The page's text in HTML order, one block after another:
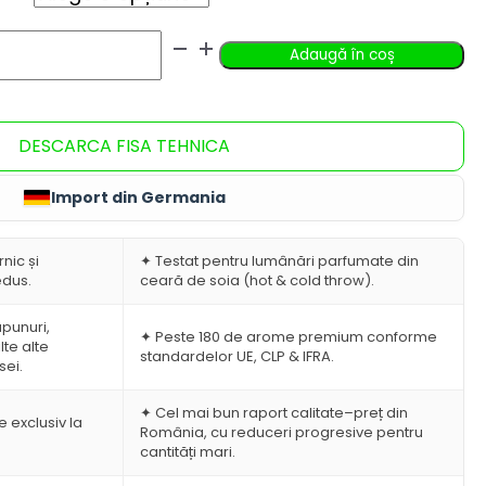
prețuri:
Adaugă în coș
DESCARCA FISA TEHNICA
Import din Germania
și
✦ Testat pentru lumânări parfumate din
ceară de soia (hot & cold throw).
alte
✦ Peste 180 de arome premium conforme
standardelor UE, CLP & IFRA.
exclusiv la
✦ Cel mai bun raport calitate–preț din
România, cu reduceri progresive pentru
cantități mari.